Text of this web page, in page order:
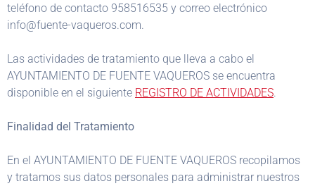
teléfono de contacto 958516535 y correo electrónico
info@fuente-vaqueros.com.
Las actividades de tratamiento que lleva a cabo el
AYUNTAMIENTO DE FUENTE VAQUEROS se encuentra
disponible en el siguiente REGISTRO DE ACTIVIDADES.
Finalidad del Tratamiento
En el AYUNTAMIENTO DE FUENTE VAQUEROS recopilamos
y tratamos sus datos personales para administrar nuestros